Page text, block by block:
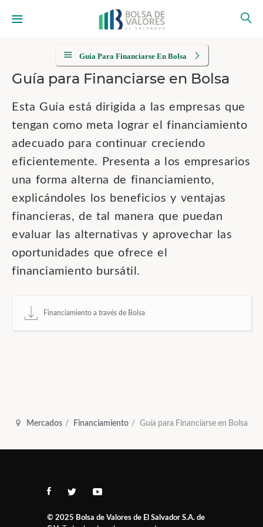
Guía Para Financiarse En Bolsa
Guía para Financiarse en Bolsa
Esta Guía está dirigida a las empresas que
tengan como meta lograr el financiamiento
adecuado para continuar creciendo
eficientemente. Presenta a los empresarios
una forma alterna de financiamiento,
explicándoles los beneficios y ventajas
financieras, de tal manera que puedan
evaluar las alternativas y aprovechar las
oportunidades que ofrece el
financiamiento bursátil.
Financiamiento a través de Bolsa
Mercados Financiamiento Guía para Financiarse en Bolsa
© 2025 Bolsa de Valores de El Salvador S.A. de